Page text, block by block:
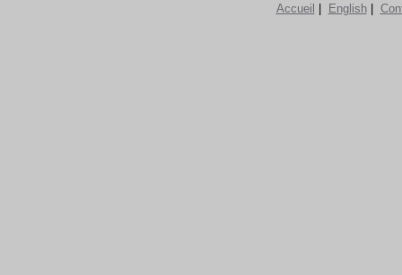
Accueil English|